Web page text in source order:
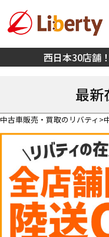
西日本30店舗
最新
中古車販売・買取のリバティ